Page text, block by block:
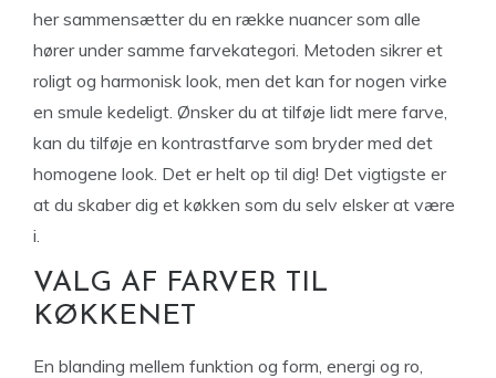
her sammensætter du en række nuancer som alle
hører under samme farvekategori. Metoden sikrer et
roligt og harmonisk look, men det kan for nogen virke
en smule kedeligt. Ønsker du at tilføje lidt mere farve,
kan du tilføje en kontrastfarve som bryder med det
homogene look. Det er helt op til dig! Det vigtigste er
at du skaber dig et køkken som du selv elsker at være
i.
VALG AF FARVER TIL
KØKKENET
En blanding mellem funktion og form, energi og ro,